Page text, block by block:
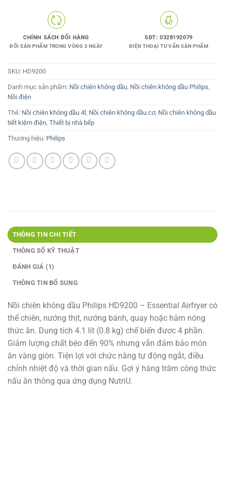
CHÍNH SÁCH ĐỔI HÀNG
ĐỔI SẢN PHẨM TRONG VÒNG 3 NGÀY
SĐT: 0328192079
ĐIỆN THOẠI TƯ VẤN SẢN PHẨM
SKU: HD9200
Danh mục sản phẩm: Nồi chiên không dầu, Nồi chiên không dầu Philips,
Nồi điện
Thẻ: Nồi chiên không dầu 4l , Nồi chiên không dầu cơ, Nồi chiên không dầu
tiết kiệm điện, Thiết bị nhà bếp
Thương hiệu: Philips
THÔNG TIN CHI TIẾT
THÔNG SỐ KỸ THUẬT
ĐÁNH GIÁ (1)
THÔNG TIN BỔ SUNG
Nồi chiên không dầu Philips HD9200 – Essential Airfryer có
thể chiên, nướng thịt, nướng bánh, quay hoặc hâm nóng
thức ăn. Dung tích 4.1 lít (0.8 kg) chế biến được 4 phần.
Giảm lượng chất béo đến 90% nhưng vẫn đảm bảo món
ăn vàng giòn. Tiện lợi với chức năng tự động ngắt, điều
chỉnh nhiệt độ và thời gian nấu. Gợi ý hàng trăm công thức
nấu ăn thông qua ứng dụng NutriU.